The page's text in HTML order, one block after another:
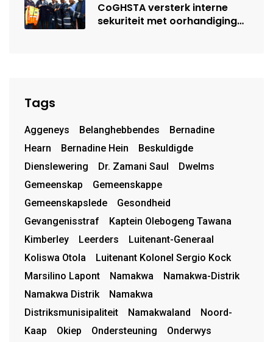
CoGHSTA versterk interne
sekuriteit met oorhandiging
Tags
Aggeneys Belanghebbendes
Bernadine
Hearn
Bernadine Hein
Beskuldigde
Dienslewering
Dr. Zamani Saul
Dwelms
Gemeenskap
Gemeenskappe
Gemeenskapslede
Gesondheid
Gevangenisstraf
Kaptein Olebogeng Tawana
Kimberley
Leerders
Luitenant-Generaal
Koliswa Otola
Luitenant Kolonel Sergio Kock
Marsilino Lapont
Namakwa
Namakwa-Distrik
Namakwa Distrik
Namakwa
Distriksmunisipaliteit
Namakwaland
Noord-
Kaap
Okiep Ondersteuning
Onderwys